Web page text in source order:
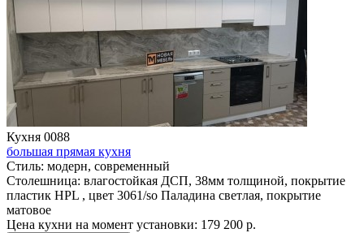
Кухня 0088
большая прямая кухня
Стиль: модерн, современный
Столешница: влагостойкая ДСП, 38мм толщиной, покрытие
пластик HPL , цвет 3061/so Паладина светлая, покрытие
матовое
Цена кухни на момент установки: 179 200 р.